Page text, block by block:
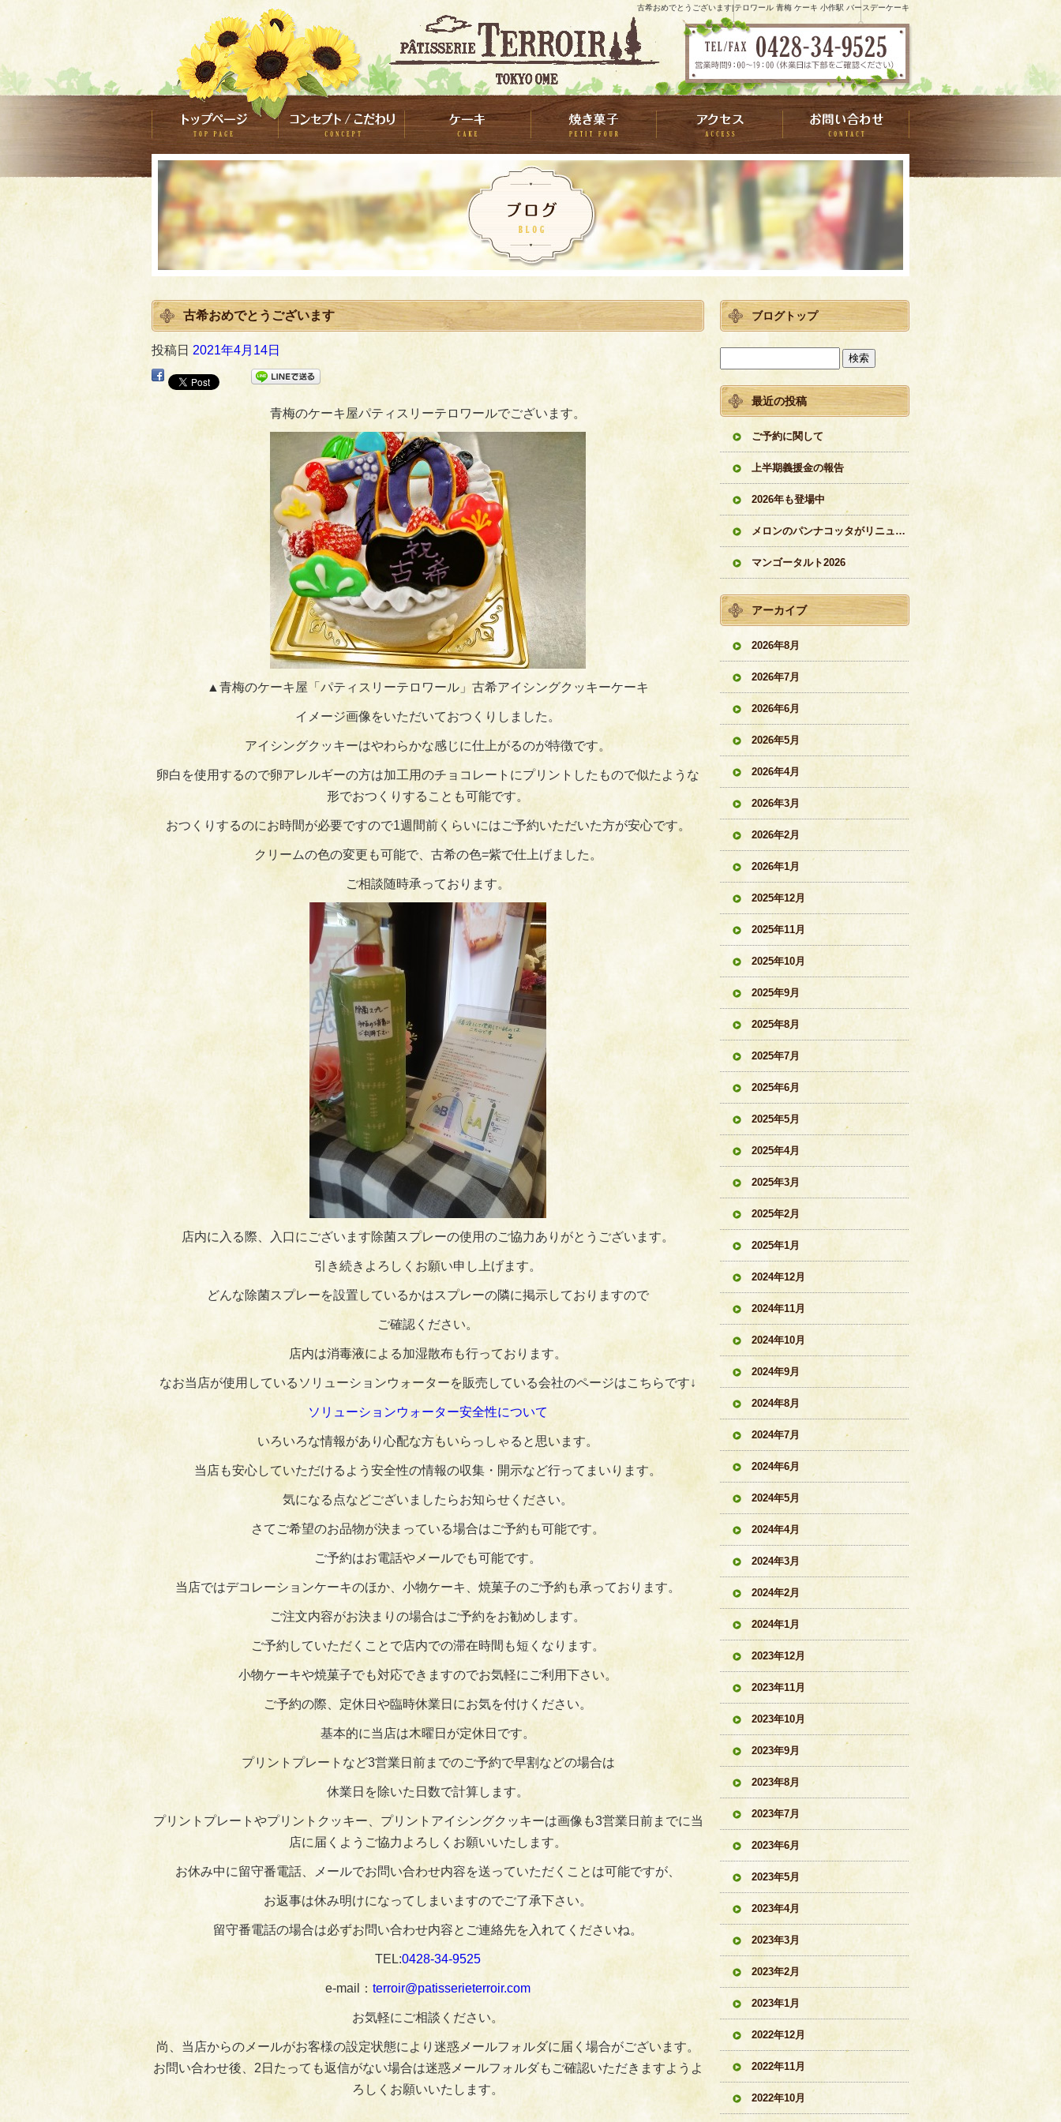
古希おめでとうございます|テロワール 青梅 ケーキ 小作駅 バースデーケーキ
古希おめでとうございます
投稿日 2021年4月14日
青梅のケーキ屋パティスリーテロワールでございます。
▲青梅のケーキ屋「パティスリーテロワール」古希アイシングクッキーケーキ
イメージ画像をいただいておつくりしました。
アイシングクッキーはやわらかな感じに仕上がるのが特徴です。
卵白を使用するので卵アレルギーの方は加工用のチョコレートにプリントしたもので似たような
形でおつくりすることも可能です。
おつくりするのにお時間が必要ですので1週間前くらいにはご予約いただいた方が安心です。
クリームの色の変更も可能で、古希の色=紫で仕上げました。
ご相談随時承っております。
店内に入る際、入口にございます除菌スプレーの使用のご協力ありがとうございます。
引き続きよろしくお願い申し上げます。
どんな除菌スプレーを設置しているかはスプレーの隣に掲示しておりますので
ご確認ください。
店内は消毒液による加湿散布も行っております。
なお当店が使用しているソリューションウォーターを販売している会社のページはこちらです↓
ソリューションウォーター安全性について
いろいろな情報があり心配な方もいらっしゃると思います。
当店も安心していただけるよう安全性の情報の収集・開示など行ってまいります。
気になる点などございましたらお知らせください。
さてご希望のお品物が決まっている場合はご予約も可能です。
ご予約はお電話やメールでも可能です。
当店ではデコレーションケーキのほか、小物ケーキ、焼菓子のご予約も承っております。
ご注文内容がお決まりの場合はご予約をお勧めします。
ご予約していただくことで店内での滞在時間も短くなります。
小物ケーキや焼菓子でも対応できますのでお気軽にご利用下さい。
ご予約の際、定休日や臨時休業日にお気を付けください。
基本的に当店は木曜日が定休日です。
プリントプレートなど3営業日前までのご予約で早割などの場合は
休業日を除いた日数で計算します。
プリントプレートやプリントクッキー、プリントアイシングクッキーは画像も3営業日前までに当
店に届くようご協力よろしくお願いいたします。
お休み中に留守番電話、メールでお問い合わせ内容を送っていただくことは可能ですが、
お返事は休み明けになってしまいますのでご了承下さい。
留守番電話の場合は必ずお問い合わせ内容とご連絡先を入れてくださいね。
TEL:0428‐34‐9525
e-mail： terroir@patisserieterroir.com
お気軽にご相談ください。
尚、当店からのメールがお客様の設定状態により迷惑メールフォルダに届く場合がございます。
お問い合わせ後、2日たっても返信がない場合は迷惑メールフォルダもご確認いただきますようよ
ろしくお願いいたします。
ブログトップ
最近の投稿
ご予約に関して
上半期義援金の報告
2026年も登場中
メロンのパンナコッタがリニューアル
マンゴータルト2026
アーカイブ
2026年8月
2026年7月
2026年6月
2026年5月
2026年4月
2026年3月
2026年2月
2026年1月
2025年12月
2025年11月
2025年10月
2025年9月
2025年8月
2025年7月
2025年6月
2025年5月
2025年4月
2025年3月
2025年2月
2025年1月
2024年12月
2024年11月
2024年10月
2024年9月
2024年8月
2024年7月
2024年6月
2024年5月
2024年4月
2024年3月
2024年2月
2024年1月
2023年12月
2023年11月
2023年10月
2023年9月
2023年8月
2023年7月
2023年6月
2023年5月
2023年4月
2023年3月
2023年2月
2023年1月
2022年12月
2022年11月
2022年10月